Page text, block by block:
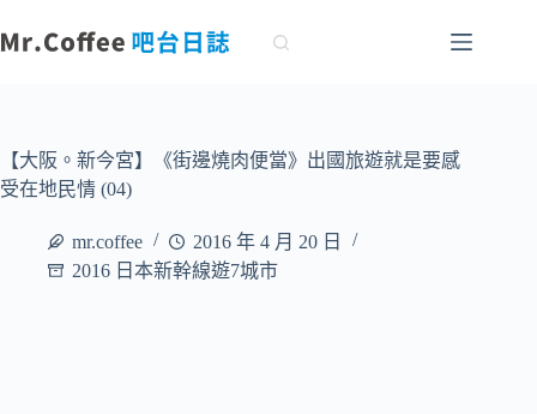
至
容【大阪。新今宮】《街邊燒肉便當》出國旅遊就是要感
受在地民情 (04)
mr.coffee
2016 年 4 月 20 日
2016 日本新幹線遊7城市